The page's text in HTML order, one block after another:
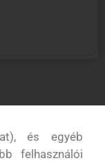
és egyéb
felhasználói